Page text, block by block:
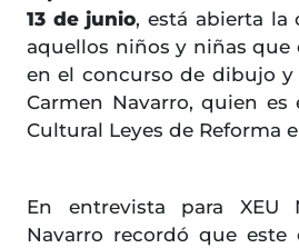
13 de junio, está abierta la
aquellos niños y niñas
en el concurso de dibujo
Carmen Navarro, quien es
Cultural Leyes de Reforma
En entrevista para XEU
Navarro recordó que este